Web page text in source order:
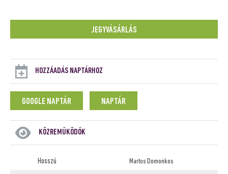
JEGYVÁSÁRLÁS
HOZZÁADÁS NAPTÁRHOZ
GOOGLE NAPTÁR NAPTÁR
KÖZREMŰKÖDŐK
Hosszú Martos Domonkos